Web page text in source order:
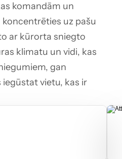
komandām un
uz pašu
ar kūrorta sniegto
klimatu un vidi, kas
gan
vietu, kas ir